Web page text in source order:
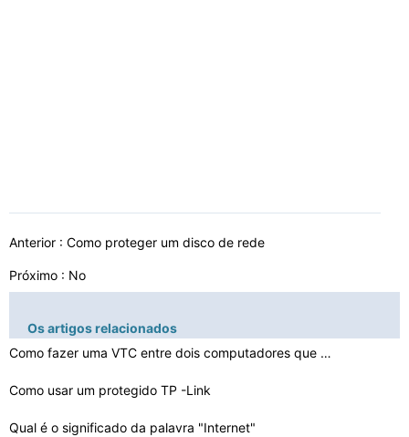
Anterior : Como proteger um disco de rede
Próximo : No
Os artigos relacionados
Como fazer uma VTC entre dois computadores que você po…
Como usar um protegido TP -Link
Qual é o significado da palavra "Internet"